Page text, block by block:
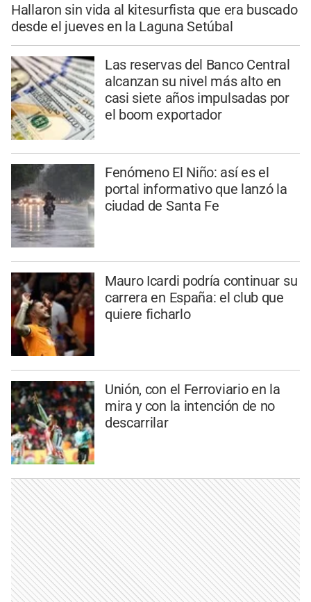
Hallaron sin vida al kitesurfista que era buscado
desde el jueves en la Laguna Setúbal
Las reservas del Banco Central
alcanzan su nivel más alto en
casi siete años impulsadas por
el boom exportador
Fenómeno El Niño: así es el
portal informativo que lanzó la
ciudad de Santa Fe
Mauro Icardi podría continuar su
carrera en España: el club que
quiere ficharlo
Unión, con el Ferroviario en la
mira y con la intención de no
descarrilar